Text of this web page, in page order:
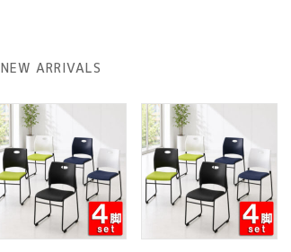
で
す。
NEW ARRIVALS